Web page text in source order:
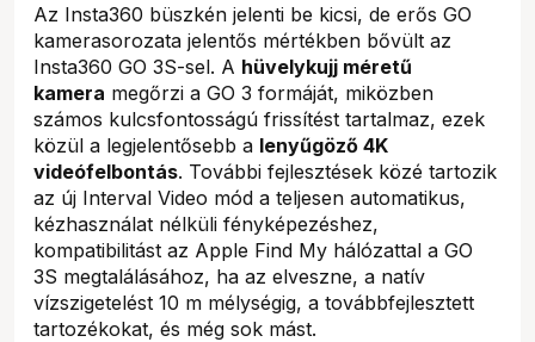
Az Insta360 büszkén jelenti be kicsi, de erős GO
kamerasorozata jelentős mértékben bővült az
Insta360 GO 3S-sel. A hüvelykujj méretű
kamera megőrzi a GO 3 formáját, miközben
számos kulcsfontosságú frissítést tartalmaz, ezek
közül a legjelentősebb a lenyűgöző 4K
videófelbontás. További fejlesztések közé tartozik
az új Interval Video mód a teljesen automatikus,
kézhasználat nélküli fényképezéshez,
kompatibilitást az Apple Find My hálózattal a GO
3S megtalálásához, ha az elveszne, a natív
vízszigetelést 10 m mélységig, a továbbfejlesztett
tartozékokat, és még sok mást.